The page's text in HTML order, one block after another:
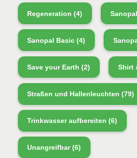
Regeneration (4) Sanopal
Sanopal Basic (4)
Save your Earth (2) Shirt
Straßen und Hallenleuchten (79)
Trinkwasser aufbereiten (6)
Unangreifbar(6)